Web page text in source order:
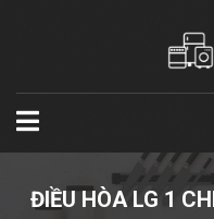
ĐIỀU HÒA LG 1